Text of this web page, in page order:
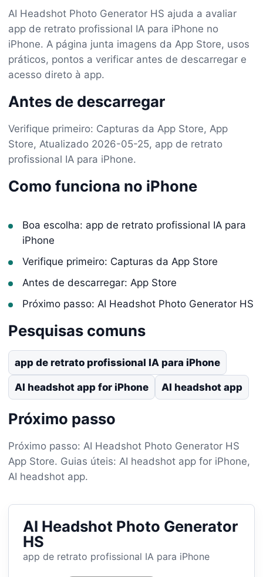
AI Headshot Photo Generator HS ajuda a avaliar
app de retrato profissional IA para iPhone no
iPhone. A página junta imagens da App Store, usos
práticos, pontos a verificar antes de descarregar e
acesso direto à app.
Antes de descarregar
Verifique primeiro: Capturas da App Store, App
Store, Atualizado 2026-05-25, app de retrato
profissional IA para iPhone.
Como funciona no iPhone
Boa escolha: app de retrato profissional IA para
iPhone
Verifique primeiro: Capturas da App Store
Antes de descarregar: App Store
Próximo passo: AI Headshot Photo Generator HS
Pesquisas comuns
app de retrato profissional IA para iPhone
AI headshot app for iPhone AI headshot app
Próximo passo
Próximo passo: AI Headshot Photo Generator HS
App Store. Guias úteis: AI headshot app for iPhone,
AI headshot app.
AI Headshot Photo Generator
HS
app de retrato profissional IA para iPhone